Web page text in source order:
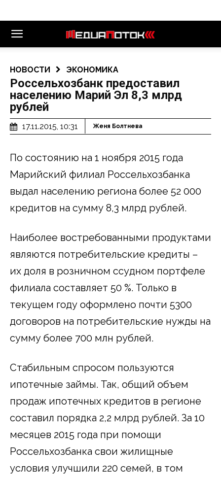
НОВОСТИ ЭКОНОМИКА
Россельхозбанк предоставил
населению Марий Эл 8,3 млрд
рублей
17.11.2015, 10:31 Женя Болтнева
По состоянию на 1 ноября 2015 года
Марийский филиал Россельхозбанка
выдал населению региона более 52 000
кредитов на сумму 8,3 млрд рублей.
Наиболее востребованными продуктами
являются потребительские кредиты –
их доля в розничном ссудном портфеле
филиала составляет 50 %. Только в
текущем году оформлено почти 5300
договоров на потребительские нужды на
сумму более 700 млн рублей.
Стабильным спросом пользуются
ипотечные займы. Так, общий объем
продаж ипотечных кредитов в регионе
составил порядка 2,2 млрд рублей. За 10
месяцев 2015 года при помощи
Россельхозбанка свои жилищные
условия улучшили 220 семей, в том